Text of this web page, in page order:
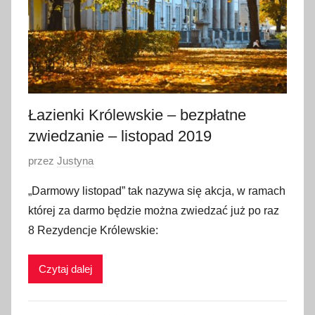
z
n
i
a
2
0
1
Łazienki Królewskie – bezpłatne
zwiedzanie – listopad 2019
O
u
b
l
i
przez Justyna
„Darmowy listopad” tak nazywa się akcja, w ramach
której za darmo będzie można zwiedzać już po raz
8 Rezydencje Królewskie:
Czytaj dalej